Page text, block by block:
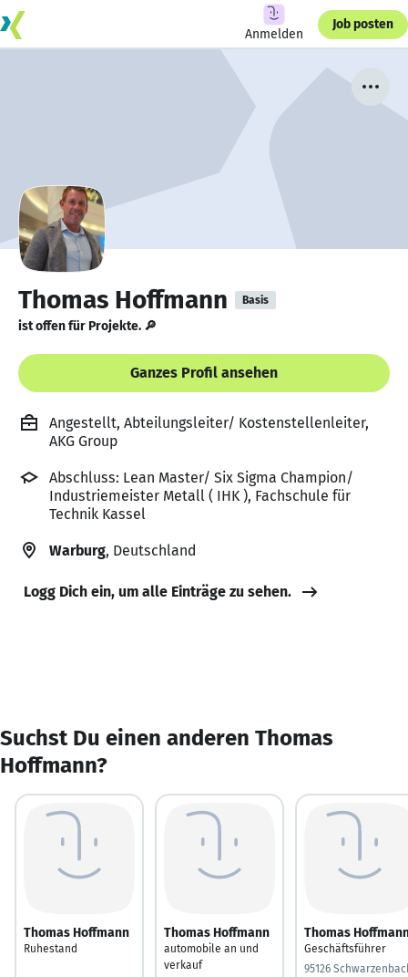
Anmelden
Job posten
Thomas Hoffmann Basis
ist offen für Projekte. 🔎
Ganzes Profil ansehen
Angestellt, Abteilungsleiter/ Kostenstellenleiter,
AKG Group
Abschluss: Lean Master/ Six Sigma Champion/
Industriemeister Metall ( IHK ), Fachschule für
Technik Kassel
Warburg, Deutschland
Logg Dich ein, um alle Einträge zu sehen.
Suchst Du einen anderen Thomas
Hoffmann?
Thomas Hoffmann
Ruhestand
Thomas Hoffmann
automobile an und
verkauf
Thomas
Geschäftsführer
95126